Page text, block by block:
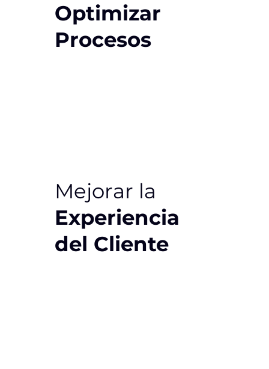
Optimizar
Procesos
Mejorar la
Experiencia
del Cliente